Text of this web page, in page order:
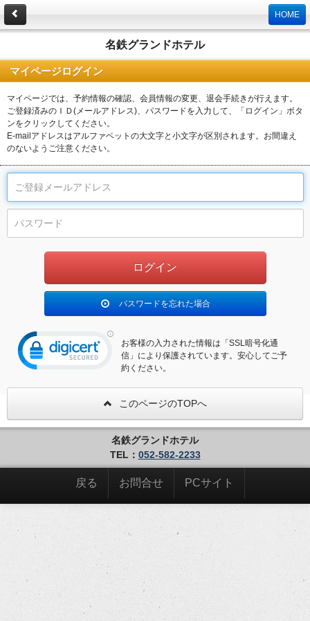
HOME
名鉄グランドホテル
マイページログイン
マイページでは、予約情報の確認、会員情報の変更、退会手続きが行えます。
ご登録済みのＩＤ(メールアドレス)、パスワードを入力して、「ログイン」ボタ
ンをクリックしてください。
E-mailアドレスはアルファベットの大文字と小文字が区別されます。お間違え
のないようご注意ください。
パスワードを忘れた場合
お客様の入力された情報は「SSL暗号化通
信」により保護されています。安心してご予
約ください。
このページのTOPへ
名鉄グランドホテル
TEL： 052-582-2233
戻る お問合せ PCサイト